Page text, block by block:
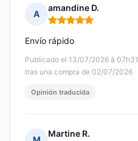
A
amandine D.
Nota: 5 de 5
Publicado el 13/07/2026 à 07h31
tras una compra de 02/07/2026
Envío rápido
Opinión traducida
Martine R.